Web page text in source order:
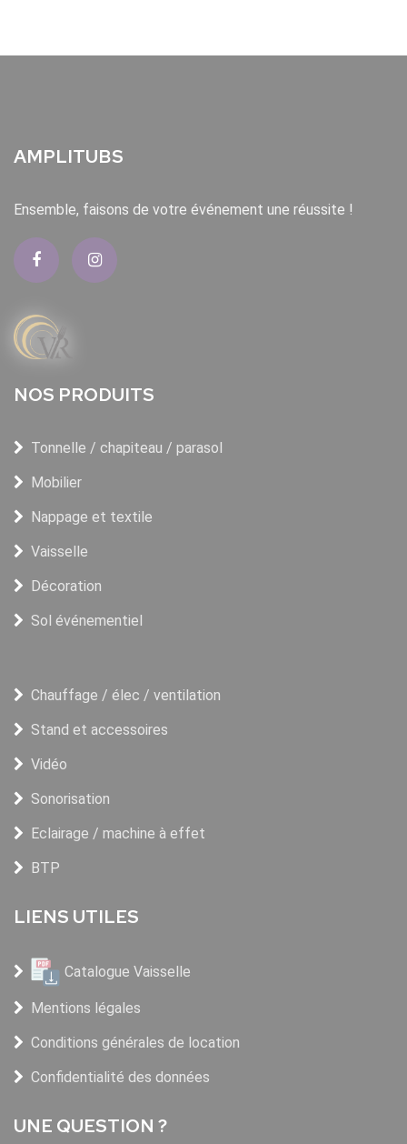
AMPLITUBS
Ensemble, faisons de votre événement une réussite !
NOS PRODUITS
Tonnelle / chapiteau / parasol
Mobilier
Nappage et textile
Vaisselle
Décoration
Sol événementiel
Chauffage / élec / ventilation
Stand et accessoires
Vidéo
Sonorisation
Eclairage / machine à effet
BTP
LIENS UTILES
Catalogue Vaisselle
Mentions légales
Conditions générales de location
Confidentialité des données
UNE QUESTION ?